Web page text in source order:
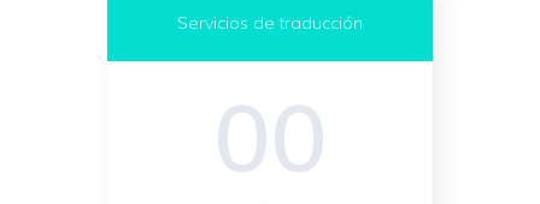
Servicios de traducción
00